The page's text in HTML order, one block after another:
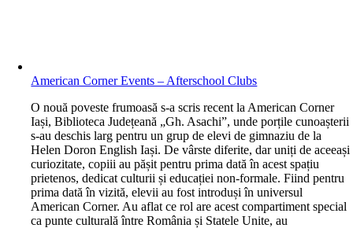
American Corner Events – Afterschool Clubs
O nouă poveste frumoasă s-a scris recent la American Corner
Iași, Biblioteca Județeană „Gh. Asachi”, unde porțile cunoașterii
s-au deschis larg pentru un grup de elevi de gimnaziu de la
Helen Doron English Iași. De vârste diferite, dar uniți de aceeași
curiozitate, copiii au pășit pentru prima dată în acest spațiu
prietenos, dedicat culturii și educației non-formale. Fiind pentru
prima dată în vizită, elevii au fost introduși în universul
American Corner. Au aflat ce rol are acest compartiment special
ca punte culturală între România și Statele Unite, au